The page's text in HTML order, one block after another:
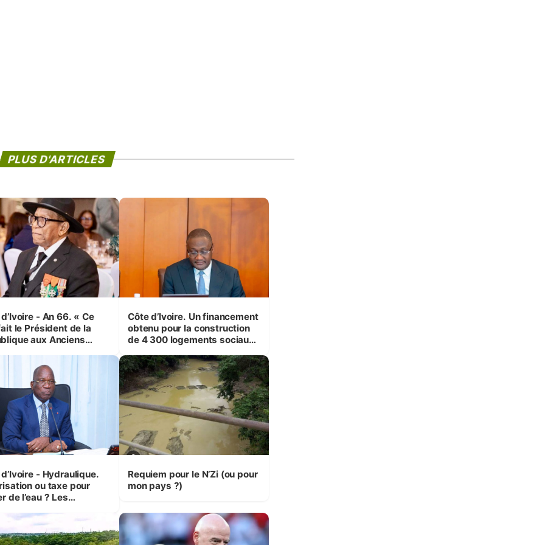
PLUS D'ARTICLES
- An 66. « Ce
le Président de la
aux Anciens
Koné ®)
Côte d’Ivoire. Un financement
obtenu pour la construction
de 4 300 logements sociaux
Bouaké et Yamoussoukro
- Hydraulique.
ou taxe pour
de l’eau ? Les
Requiem pour le N’Zi (ou pour
mon pays ?)